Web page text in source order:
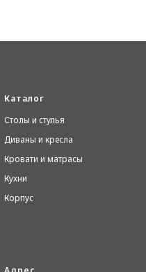
Каталог
Столы и стулья
Диваны и кресла
Кровати и матрасы
Кухни
Корпус